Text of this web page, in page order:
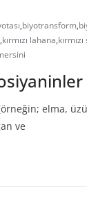
,biyotransform,
,kırmızı lahana,
elma,
ve